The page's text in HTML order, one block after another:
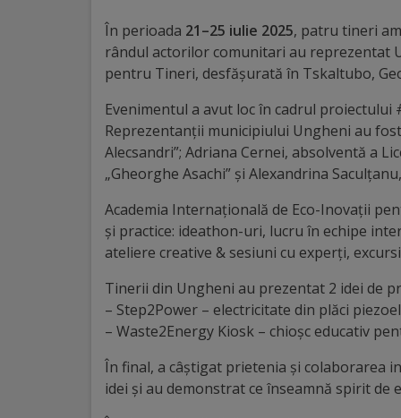
Distincții
Cetățeni
onoare
Deținători
titlului
„Merite
pentru
Ungheni”
În perioada 21–25 iulie 2025, patru tineri
rândul actorilor comunitari au reprezentat
pentru Tineri, desfășurată în Tskaltubo,
Evenimentul a avut loc în cadrul
Reprezentanții municipiului Ungheni au
Alecsandri”; Adriana Cernei, absolventă a
„Gheorghe Asachi” și Alexandrina
Academia Internațională de Eco-Inovații
și practice: ideathon-uri, lucru în echipe
ateliere creative & sesiuni cu experți,
Tinerii din Ungheni au prezentat 2 idei de
– Step2Power – electricitate din plăci
– Waste2Energy Kiosk – chioșc educativ
În final, a câștigat prietenia și colaborarea
idei și au demonstrat ce înseamnă spirit de